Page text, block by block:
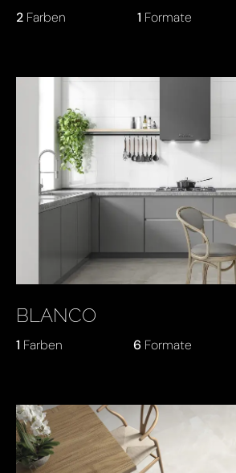
2 Farben 1 Formate
BLANCO
1 Farben 6 Formate